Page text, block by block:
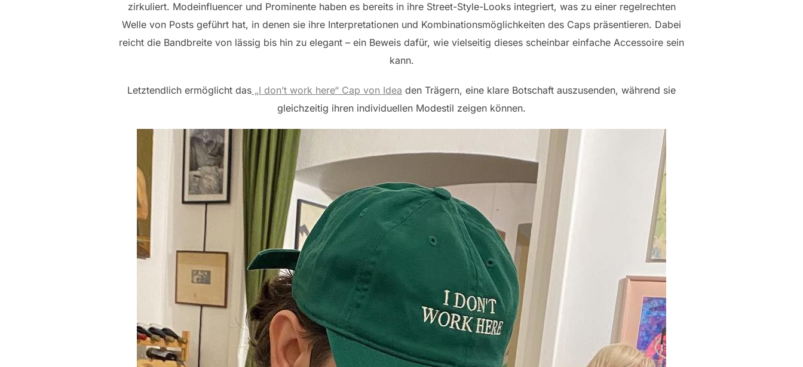
zirkuliert. Modeinfluencer und Prominente haben es bereits in ihre Street-Style-Looks integriert, was zu einer regelrechten
Welle von Posts geführt hat, in denen sie ihre Interpretationen und Kombinationsmöglichkeiten des Caps präsentieren. Dabei
reicht die Bandbreite von lässig bis hin zu elegant – ein Beweis dafür, wie vielseitig dieses scheinbar einfache Accessoire sein
kann.
Letztendlich ermöglicht das „I don’t work here“ Cap von Idea den Trägern, eine klare Botschaft auszusenden, während sie
gleichzeitig ihren individuellen Modestil zeigen können.